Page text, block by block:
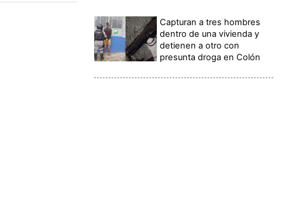
Capturan a tres hombres
dentro de una vivienda y
detienen a otro con
presunta droga en Colón